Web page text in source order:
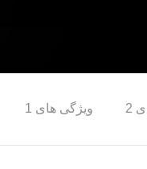
ویژگی های 1 2